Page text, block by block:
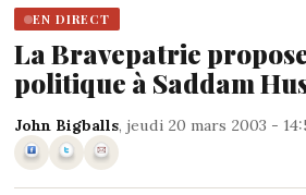
EN DIRECT
La Bravepatrie
politique à Saddam
John Bigballs, jeudi 20 mars 2003 -